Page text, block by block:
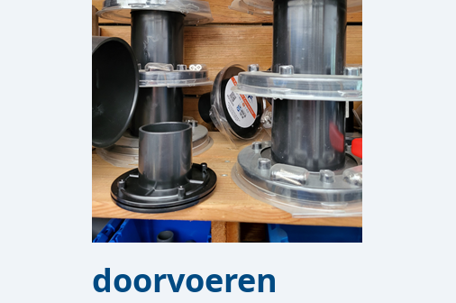
doorvoeren